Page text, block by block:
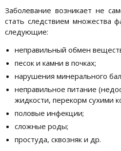
Заболевание возникает не
стать следствием множества
следующие:
неправильный обмен
песок и камни в почках;
нарушения минерального
неправильное питание
жидкости, перекорм сухими
половые инфекции;
сложные роды;
простуда, сквозняк и др.